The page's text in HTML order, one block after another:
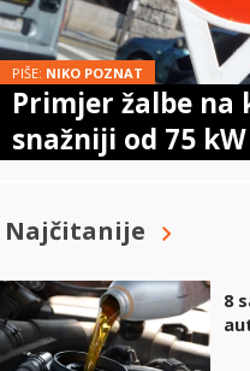
PIŠE: NIKO POZNAT
Primjer žalbe na
snažniji od 75
Najčitanije
8